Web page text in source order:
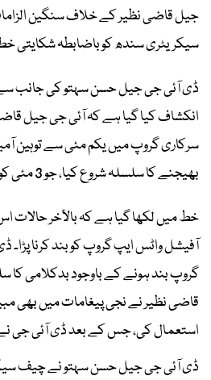
جیل قاضی نظیر کے خلاف سنگین
سیکریٹری سندھ کو باضابطہ شکایتی خط
ڈی آئی جی جیل حسن سہتو کی جانب
انکشاف کیا گیا ہے کہ آئی جی جیل
سرکاری گروپ میں یکم مئی سے توہین
بھیجنے کا سلسلہ شروع کیا، جو 3 مئی کو شدت اختیار کر گیا۔
خط میں لکھا گیا ہے کہ بالآخر
آفیشل واٹس ایپ گروپ کو بند کرنا
گروپ بند ہونے کے باوجود بدکلامی کا
قاضی نظیر نے نجی پیغامات میں بھی
استعمال کی، جس کے بعد ڈی آئی جی نے
ڈی آئی جی جیل حسن سہتو نے چیف